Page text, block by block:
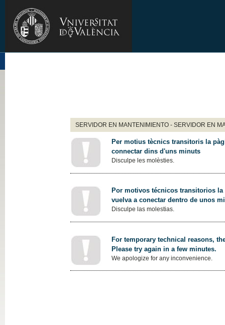
SERVIDOR EN MANTENIMIENTO - SERVIDOR EN
Per motius tècnics transitoris la
connectar dins d'uns minuts
Disculpe les molèsties.
Por motivos técnicos transitorios
vuelva a conectar dentro de unos
Disculpe las molestias.
For temporary technical reasons,
Please try again in a few minutes.
We apologize for any inconvenience.